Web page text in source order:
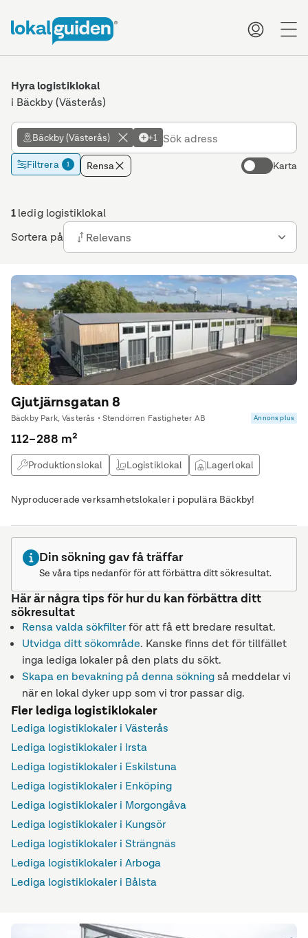
Hyra logistiklokal
i Bäckby (Västerås)
Bäckby (Västerås) +1
Filtrera 1 Rensa Karta
1ledig logistiklokal
Sortera på
Relevans
Gjutjärnsgatan 8
Bäckby Park, Västerås • Stendörren Fastigheter AB Annons plus
112–288 m²
Produktionslokal Logistiklokal
Lagerlokal
Nyproducerade verksamhetslokaler i populära Bäckby!
Din sökning gav få träffar
Se våra tips nedanför för att förbättra ditt sökresultat.
Här är några tips för hur du kan förbättra ditt
sökresultat
Rensa valda sökfilterför att få ett bredare resultat.
Utvidga ditt sökområde. Kanske finns det för tillfället
inga lediga lokaler på den plats du sökt.
Skapa en bevakning på denna sökningså meddelar vi
när en lokal dyker upp som vi tror passar dig.
Fler lediga logistiklokaler
Lediga logistiklokaler i Västerås
Lediga logistiklokaler i Irsta
Lediga logistiklokaler i Eskilstuna
Lediga logistiklokaler i Enköping
Lediga logistiklokaler i Morgongåva
Lediga logistiklokaler i Kungsör
Lediga logistiklokaler i Strängnäs
Lediga logistiklokaler i Arboga
Lediga logistiklokaler i Bålsta